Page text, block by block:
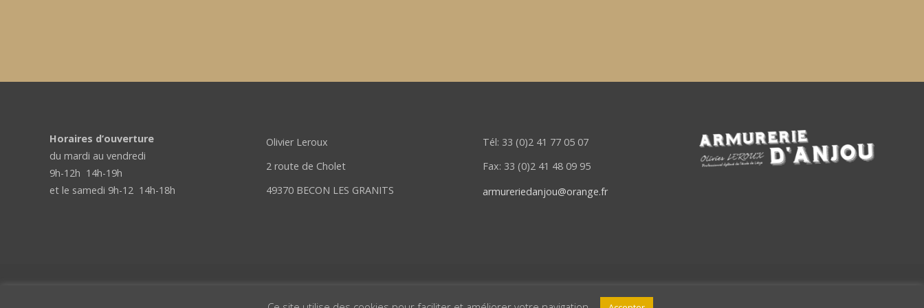
Horaires d’ouverture
du mardi au vendredi
9h-12h 14h-19h
et le samedi 9h-12 14h-18h
Olivier Leroux
2 route de Cholet
49370 BECON LES GRANITS
Tél: 33 (0)2 41 77 05 07
Fax: 33 (0)2 41 48 09 95
armureriedanjou@orange.fr